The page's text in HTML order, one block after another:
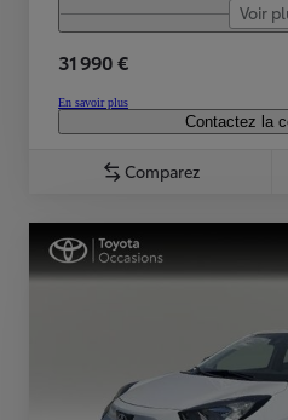
Voir
31 990 €
En savoir plus
Contactez la
Comparez